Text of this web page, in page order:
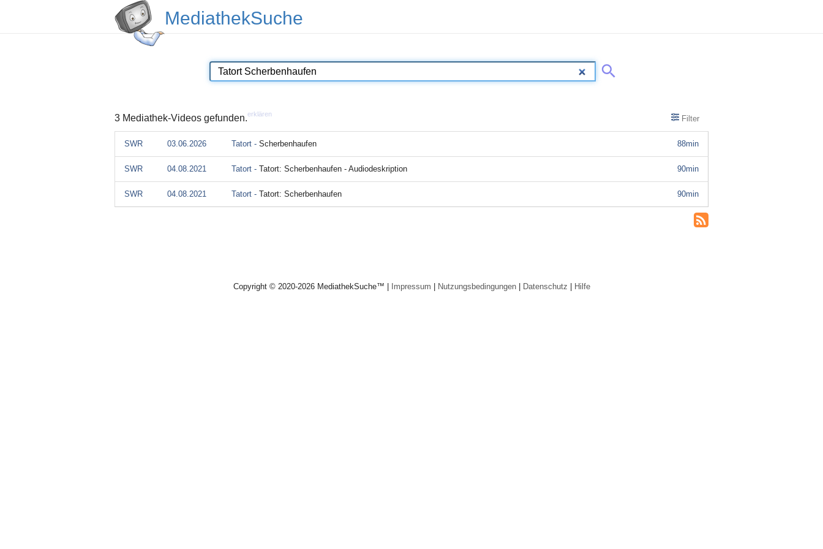
MediathekSuche
3 Mediathek-Videos gefunden.erklären Filter
88min
SWR 03.06.2026 Tatort - Scherbenhaufen
90min
SWR 04.08.2021 Tatort - Tatort: Scherbenhaufen - Audiodeskription
90min
SWR 04.08.2021 Tatort - Tatort: Scherbenhaufen
Copyright © 2020-2026 MediathekSuche™ | Impressum | Nutzungsbedingungen| Datenschutz | Hilfe